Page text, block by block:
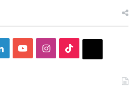
LinkedInYouTubeInstagram